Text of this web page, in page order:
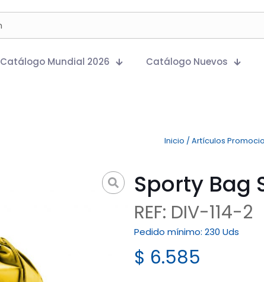
Catálogo Mundial 2026 Catálogo Nuevos
Inicio / Artículos
Sporty Bag
REF: DIV-114-2
Pedido mínimo: 230 Uds
$ 6.585